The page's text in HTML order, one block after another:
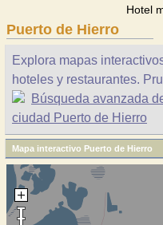
Hotel
Puerto de Hierro
Explora mapas
hoteles y restaurantes.
Búsqueda avanzada
ciudad Puerto de Hierro
Mapa interactivo Puerto de Hierro